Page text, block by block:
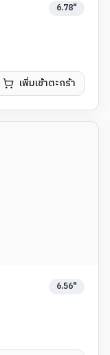
6.78"
เพิ่มเข้าตะกร้า
6.56"